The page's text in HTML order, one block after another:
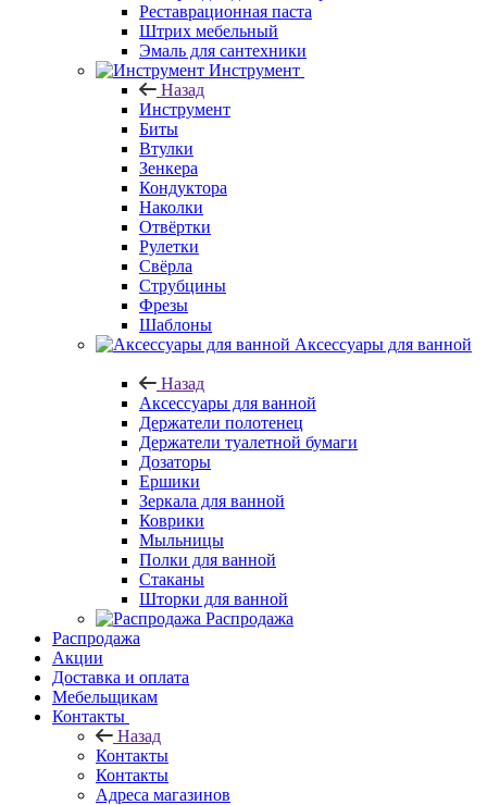
Реставрационная паста
Штрих мебельный
Эмаль для сантехники
Инструмент
Назад
Инструмент
Биты
Втулки
Зенкера
Кондуктора
Наколки
Отвёртки
Рулетки
Свёрла
Струбцины
Фрезы
Шаблоны
Аксессуары для ванной
Назад
Аксессуары для ванной
Держатели полотенец
Держатели туалетной бумаги
Дозаторы
Ершики
Зеркала для ванной
Коврики
Мыльницы
Полки для ванной
Стаканы
Шторки для ванной
Распродажа
Распродажа
Акции
Доставка и оплата
Мебельщикам
Контакты
Назад
Контакты
Контакты
Адреса магазинов